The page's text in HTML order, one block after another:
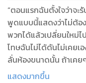
“ตอนแรกฉันตั้งใจว่าจะ
พูดแบบนี้แสดงว่าไม่ต้อ
พวกได้แล้วเปลี่ยนใหม่ไ
โทษฉันไม่ได้ดันไม่เคยเ
ลั่นห้องขนาดนั้น ถ้าเคย
“คุณดนัย” หนึ่งฤทัยเรีย
แสดงมากขึ้น